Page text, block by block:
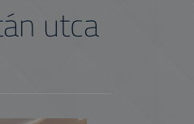
utca